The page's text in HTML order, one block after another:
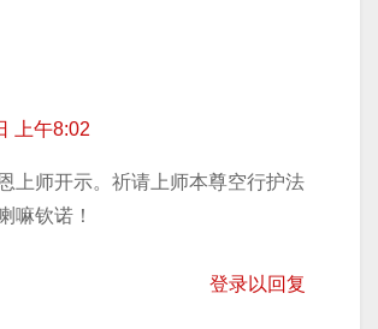
上午8:02
上师开示。祈请上师本尊空行护法
嘛钦诺！
登录以回复